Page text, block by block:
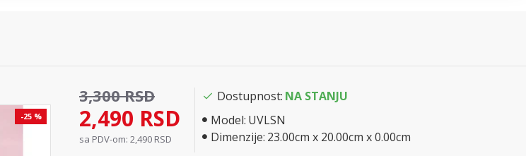
-25 % 2,490 RSD
3,300 RSD
sa PDV-om: 2,490 RSD
Dostupnost: NA STANJU
Model: UVLSN
Dimenzije: 23.00cm x 20.00cm x 0.00cm